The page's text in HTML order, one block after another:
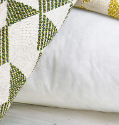
425,00€
O tapete de banho Paon da
majestosa de uma pena de pavão
transformando a sua casa de
* O prazo de entrega pode ir até 2
Dimensão
de
Banho
Paon